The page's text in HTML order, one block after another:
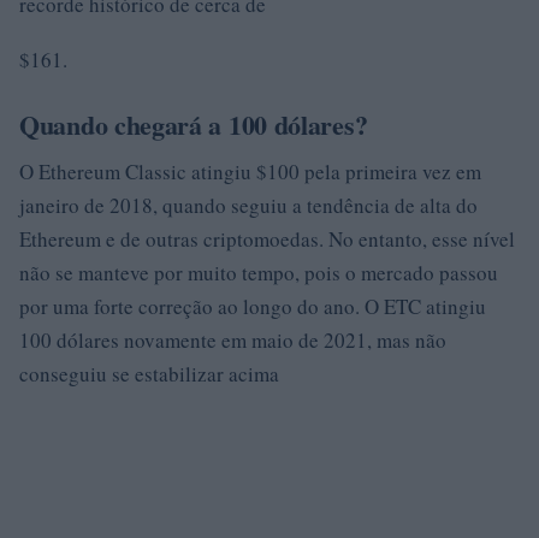
$161.
Quando chegará a 100 dólares?
O Ethereum Classic atingiu $100 pela primeira vez em
janeiro de 2018, quando seguiu a tendência de alta do
Ethereum e de outras criptomoedas. No entanto, esse nível
não se manteve por muito tempo, pois o mercado passou
por uma forte correção ao longo do ano. O ETC atingiu
100 dólares novamente em maio de 2021, mas não
conseguiu se estabilizar acima